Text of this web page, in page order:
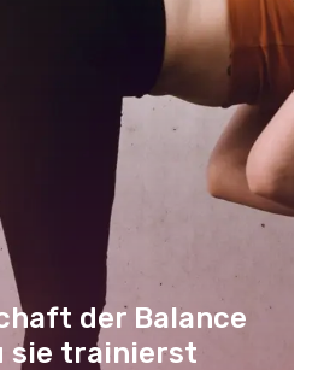
der Balance
sie trainierst